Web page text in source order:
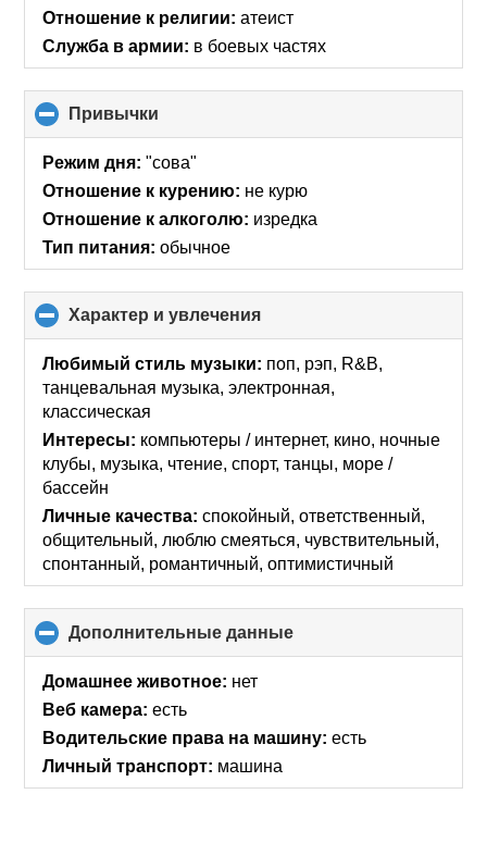
Отношение к религии: атеист
Служба в армии: в боевых частях
Привычки
to
collapse
Режим дня: "сова"
Отношение к курению: не курю
Отношение к алкоголю: изредка
Тип питания: обычное
Характер и увлечения
to
collapse
contents
Любимый стиль музыки: поп, рэп, R&B,
танцевальная музыка, электронная,
классическая
Интересы: компьютеры / интернет, кино, ночные
клубы, музыка, чтение, спорт, танцы, море /
бассейн
Личные качества: спокойный, ответственный,
общительный, люблю смеяться, чувствительный,
спонтанный, романтичный, оптимистичный
Дополнительные данные
to
Домашнее животное: нет
Веб камера: есть
Водительские права на машину: есть
Личный транспорт: машина